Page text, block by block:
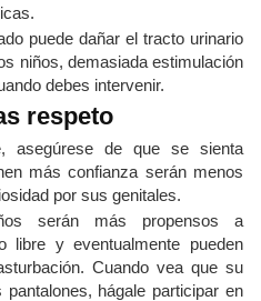
puede dañar el tracto urinario
niños, demasiada estimulación
debes intervenir.
respeto
asegúrese de que se sienta
más confianza serán menos
por sus genitales.
serán más propensos a
libre y eventualmente pueden
Cuando vea que su
hágale participar en